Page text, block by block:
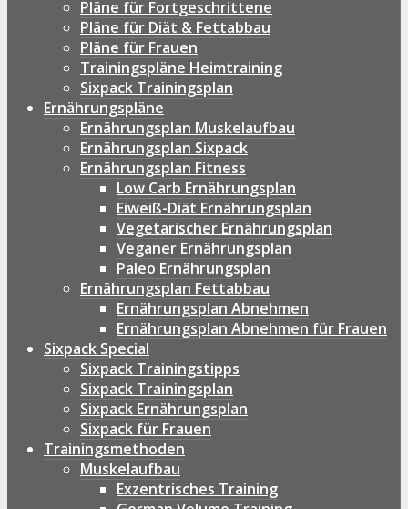
Pläne für Fortgeschrittene
Pläne für Diät & Fettabbau
Pläne für Frauen
Trainingspläne Heimtraining
Sixpack Trainingsplan
Ernährungspläne
Ernährungsplan Muskelaufbau
Ernährungsplan Sixpack
Ernährungsplan Fitness
Low Carb Ernährungsplan
Eiweiß-Diät Ernährungsplan
Vegetarischer Ernährungsplan
Veganer Ernährungsplan
Paleo Ernährungsplan
Ernährungsplan Fettabbau
Ernährungsplan Abnehmen
Ernährungsplan Abnehmen für Frauen
Sixpack Special
Sixpack Trainingstipps
Sixpack Trainingsplan
Sixpack Ernährungsplan
Sixpack für Frauen
Trainingsmethoden
Muskelaufbau
Exzentrisches Training